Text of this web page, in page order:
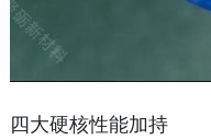
四大硬核性能加持